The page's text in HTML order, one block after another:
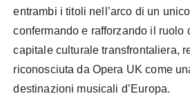
entrambi i titoli nell’arco di un
confermando e rafforzando il ruolo
capitale culturale transfrontaliera,
riconosciuta da Opera UK come
destinazioni musicali d’Europa.